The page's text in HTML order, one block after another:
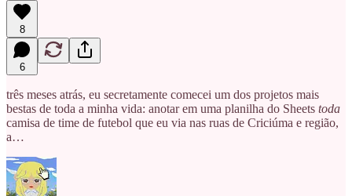
8
6
três meses atrás, eu secretamente comecei um dos projetos mais
bestas de toda a minha vida: anotar em uma planilha do Sheets toda
camisa de time de futebol que eu via nas ruas de Criciúma e região,
a…